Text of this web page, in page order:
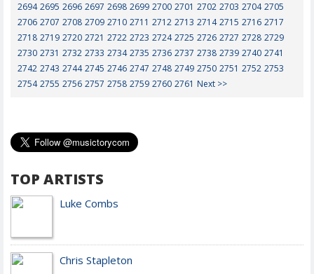
2694 2695 2696 2697 2698 2699 2700 2701 2702 2703 2704 2705
2706 2707 2708 2709 2710 2711 2712 2713 2714 2715 2716 2717
2718 2719 2720 2721 2722 2723 2724 2725 2726 2727 2728 2729
2730 2731 2732 2733 2734 2735 2736 2737 2738 2739 2740 2741
2742 2743 2744 2745 2746 2747 2748 2749 2750 2751 2752 2753
2754 2755 2756 2757 2758 2759 2760 2761 Next >>
TOP ARTISTS
Luke Combs
Chris Stapleton